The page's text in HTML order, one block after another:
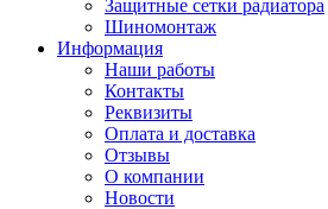
Защитные сетки радиатора
Шиномонтаж
Информация
Наши работы
Контакты
Реквизиты
Оплата и доставка
Отзывы
О компании
Новости